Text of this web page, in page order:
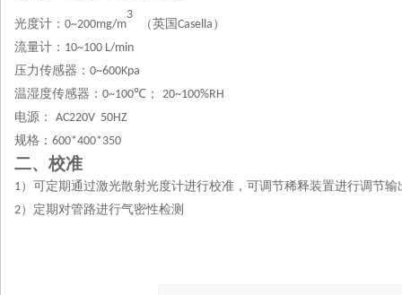
光度计： 0~200mg/m
3
（英国Casella ）
流量计： 10~100 L/min
压力传感器： 0~600Kpa
温湿度传感器： 0~100℃； 20~100%RH
电源：
AC220V 50HZ
规格： 600*400*350
二、校准
1）可定期通过激光散射光度计进行校准，可调节稀释装置进行调节输
2）定期对管路进行气密性检测